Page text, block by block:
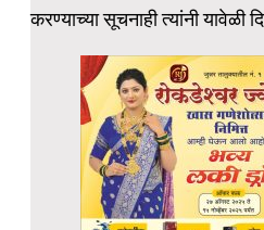
करण्याच्या सूचनाही त्यांनी यावेळी